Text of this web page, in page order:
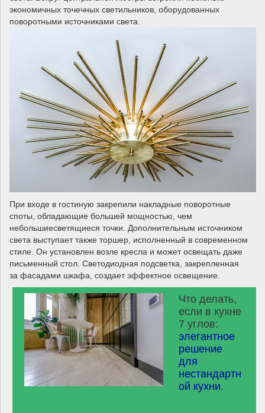
экономичных точечных светильников, оборудованных
поворотными источниками света.
При входе в гостиную закрепили накладные поворотные
споты, обладающие большей мощностью, чем
небольшиесветящиеся точки. Дополнительным источником
света выступает также торшер, исполненный в современном
стиле. Он установлен возле кресла и может освещать даже
письменный стол. Светодиодная подсветка, закрепленная
за фасадами шкафа, создает эффектное освещение.
Что делать,
если в кухне
7 углов:
элегантное
решение
для
нестандартн
ой кухни.